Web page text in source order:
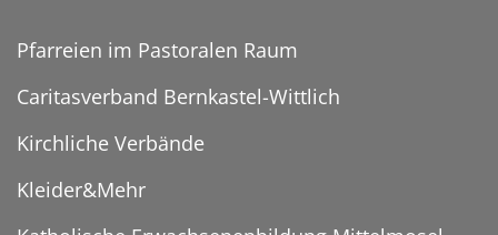
Pfarreien im Pastoralen Raum
Caritasverband Bernkastel-Wittlich
Kirchliche Verbände
Kleider&Mehr